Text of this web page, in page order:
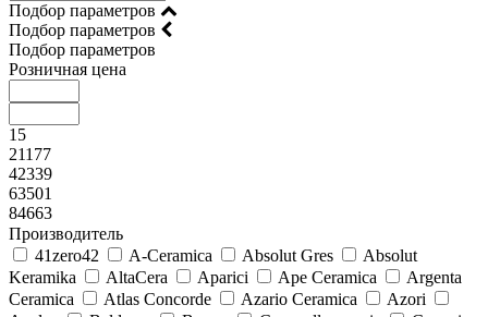
Подбор параметров
Подбор параметров
Подбор параметров
Розничная цена
15
21177
42339
63501
84663
Производитель
41zero42
A-Ceramica Absolut Gres
Absolut
Keramika
AltaCera Aparici Ape Ceramica
Argenta
Ceramica
Atlas Concorde Azario Ceramica
Azori